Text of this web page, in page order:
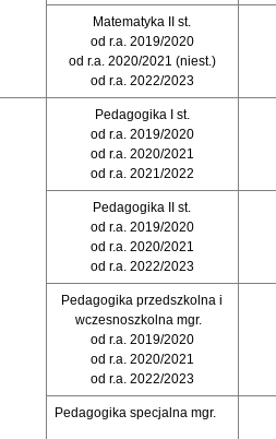
Matematyka II st.
od r.a. 2019/2020
od r.a. 2020/2021 (niest.)
od r.a. 2022/2023
Pedagogika I st.
od r.a. 2019/2020
od r.a. 2020/2021
od r.a. 2021/2022
Pedagogika II st.
od r.a. 2019/2020
od r.a. 2020/2021
od r.a. 2022/2023
Pedagogika przedszkolna i
wczesnoszkolna mgr.
od r.a. 2019/2020
od r.a. 2020/2021
od r.a. 2022/2023
Pedagogika specjalna mgr.